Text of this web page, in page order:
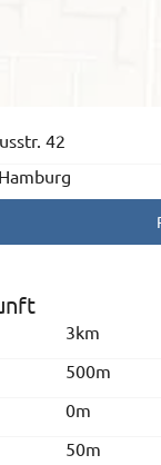
42
3km
500m
0m
50m